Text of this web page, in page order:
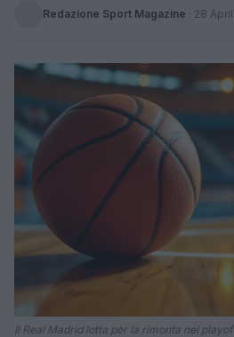
Redazione Sport Magazine · 28
Il Real Madrid lotta per la rimonta nei